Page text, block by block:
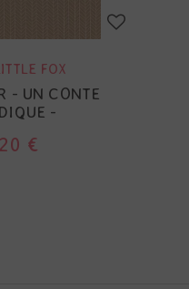
FOX
- UN CONTE
-
€